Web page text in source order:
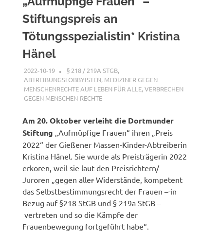
Stiftungspreis an
Tötungsspezialistin* Kristina
Hänel
2022-10-19 XX
§ 218 / 219A STGB,
ABTREIBUNGSLOBBYISTEN, MEDIZINER GEGEN
MENSCHENRECHTE AUF LEBEN FÜR ALLE,VERBRECHEN
GEGEN MENSCHEN-RECHTE
Am 20. Oktober verleiht die Dortmunder
Stiftung „Aufmüpfige Frauen“ ihren „Preis
2022“ der Gießener Massen-Kinder-Abtreiberin
Kristina Hänel. Sie wurde als Preisträgerin 2022
erkoren, weil sie laut den Preisrichtern/
Juroren „gegen allerWiderstände, kompetent
das Selbstbestimmungsrecht der Frauen – in
Bezug auf §218 StGB und § 219a StGB –
vertreten und so die Kämpfe der
Frauenbewegung fortgeführt habe“.